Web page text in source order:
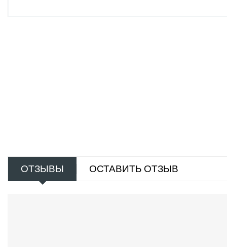
ОТЗЫВЫ ОСТАВИТЬ ОТЗЫВ